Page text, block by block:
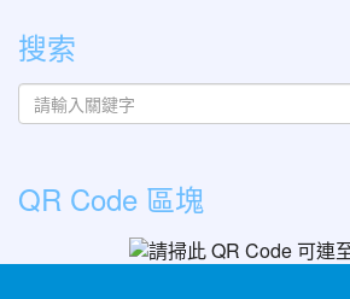
搜索
QR Code 區塊